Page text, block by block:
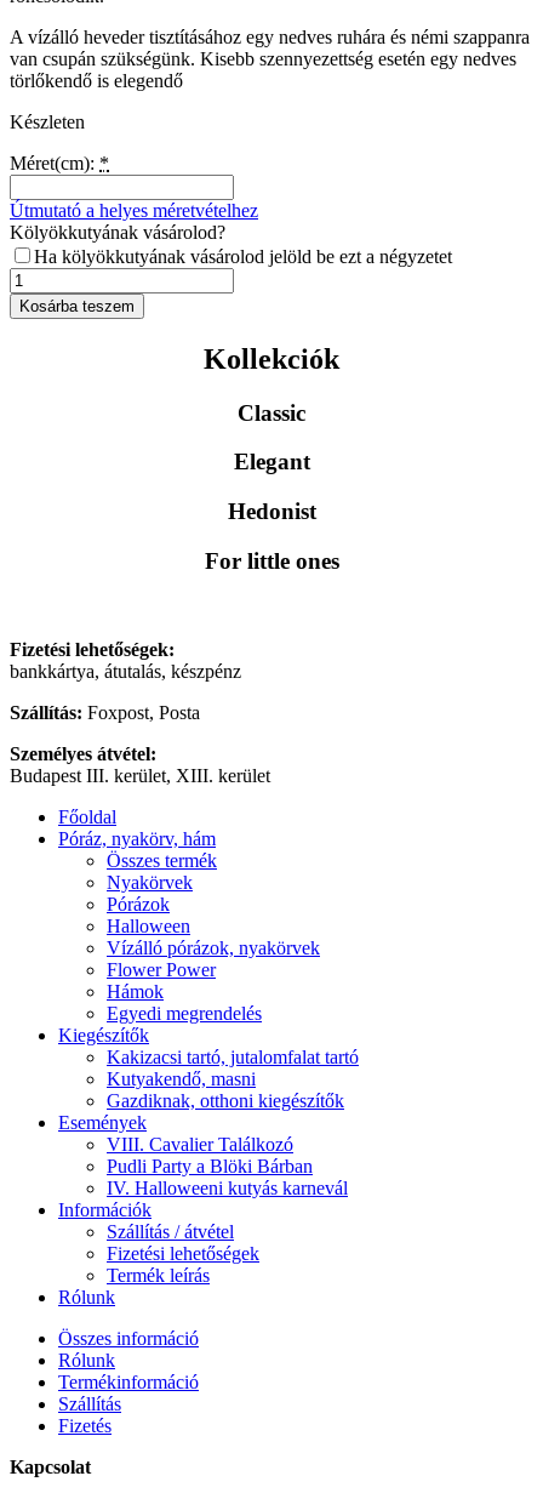
A vízálló heveder tisztításához egy nedves ruhára és némi szappanra
van csupán szükségünk. Kisebb szennyezettség esetén egy nedves
törlőkendő is elegendő
Készleten
Méret(cm): *
Útmutató a helyes méretvételhez
Kölyökkutyának vásárolod?
Ha kölyökkutyának vásárolod jelöld be ezt a négyzetet
Világos
szürke
paracord
Kosárba teszem
Kollekciók
Classic
Elegant
Hedonist
For little ones
Fizetési lehetőségek:
bankkártya, átutalás, készpénz
Szállítás: Foxpost, Posta
Személyes átvétel:
Budapest III. kerület, XIII. kerület
Főoldal
Póráz, nyakörv, hám
Összes termék
Nyakörvek
Pórázok
Halloween
Vízálló pórázok, nyakörvek
Flower Power
Hámok
Egyedi megrendelés
Kiegészítők
Kakizacsi tartó, jutalomfalat tartó
Kutyakendő, masni
Gazdiknak, otthoni kiegészítők
Események
VIII. Cavalier Találkozó
Pudli Party a Blöki Bárban
IV. Halloweeni kutyás karnevál
Információk
Szállítás / átvétel
Fizetési lehetőségek
Termék leírás
Rólunk
Összes információ
Rólunk
Termékinformáció
Szállítás
Fizetés
Kapcsolat